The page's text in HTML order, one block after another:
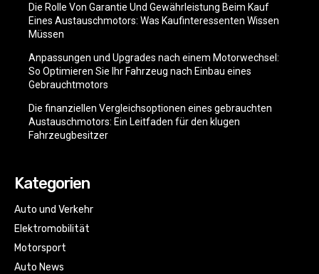
Die Rolle Von Garantie Und Gewährleistung Beim Kauf
Eines Austauschmotors: Was Kaufinteressenten Wissen
Müssen
Anpassungen und Upgrades nach einem Motorwechsel:
So Optimieren Sie Ihr Fahrzeug nach Einbau eines
Gebrauchtmotors
Die finanziellen Vergleichsoptionen eines gebrauchten
Austauschmotors: Ein Leitfaden für den klugen
Fahrzeugbesitzer
Kategorien
Auto und Verkehr
Elektromobilität
Motorsport
Auto News